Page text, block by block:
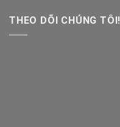
THEO DÕI CHÚNG TÔI!